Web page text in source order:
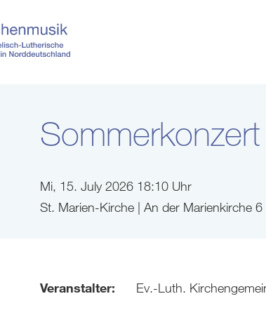
Mi, 15. July 2026 18:10 Uhr
St. Marien-Kirche | An der Marienkirche
Veranstalter: Ev.-Luth.